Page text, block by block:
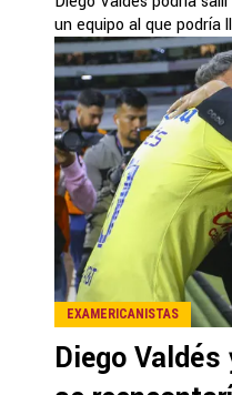
un equipo al que podría
EXAMERICANISTAS
Diego